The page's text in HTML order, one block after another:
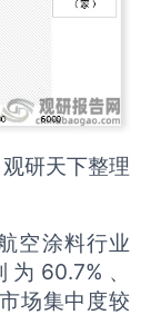
研天下整理
空涂料行业
60.7%、
场集中度较